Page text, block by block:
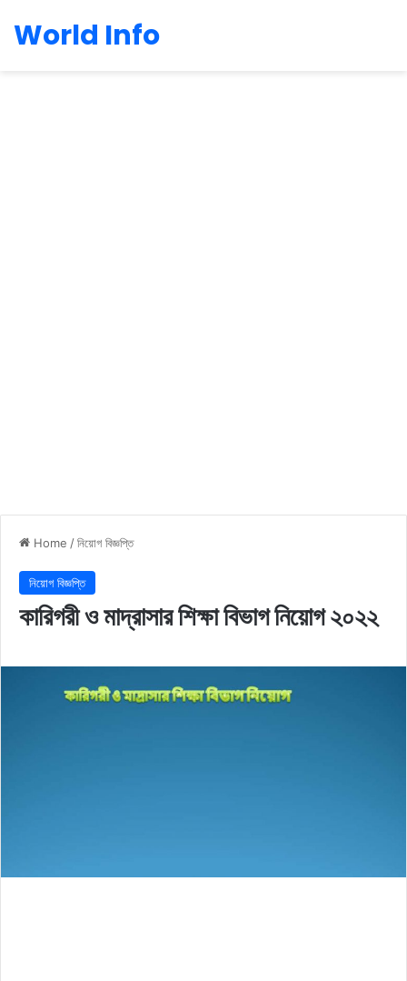
World Info
Home /নিয়োগ বিজ্ঞপ্তি
নিয়োগ বিজ্ঞপ্তি
কারিগরী ও মাদ্রাসার শিক্ষা বিভাগ নিয়োগ ২০২২